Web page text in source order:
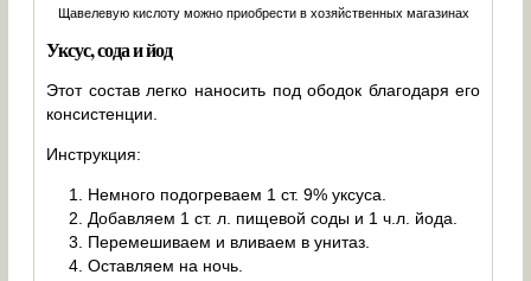
Щавелевую кислоту можно приобрести в хозяйственных магазинах
Уксус, сода и йод
Этот состав легко наносить под ободок благодаря его
консистенции.
Инструкция:
Немного подогреваем 1 ст. 9% уксуса.
Добавляем 1 ст. л. пищевой соды и 1 ч.л. йода.
Перемешиваем и вливаем в унитаз.
Оставляем на ночь.